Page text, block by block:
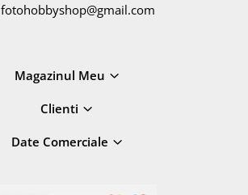
fotohobbyshop@gmail.com
Magazinul Meu
Clienti
Date Comerciale